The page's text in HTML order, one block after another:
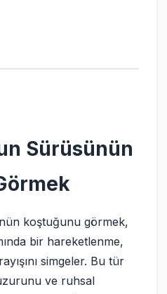
Sürüsünün
koştuğunu görmek,
bir hareketlenme,
simgeler. Bu tür
ve ruhsal